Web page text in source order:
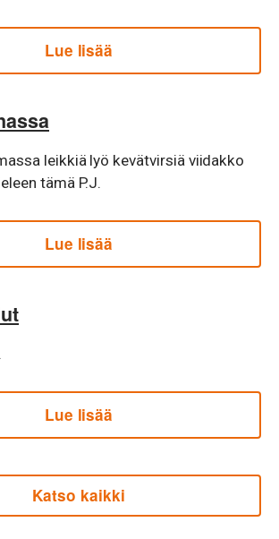
Lue lisää
leikkiä lyö kevätvirsiä viidakko
tämä P.J.
Lue lisää
Lue lisää
Katso kaikki